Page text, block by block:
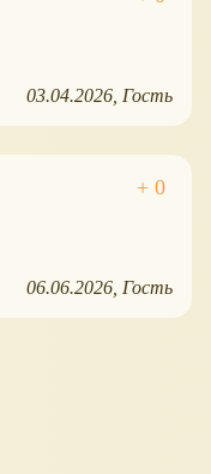
03.04.2026 Гость
06.06.2026 Гость